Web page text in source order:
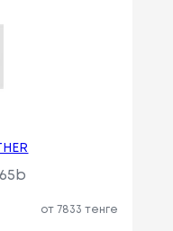
от 7833 тенге